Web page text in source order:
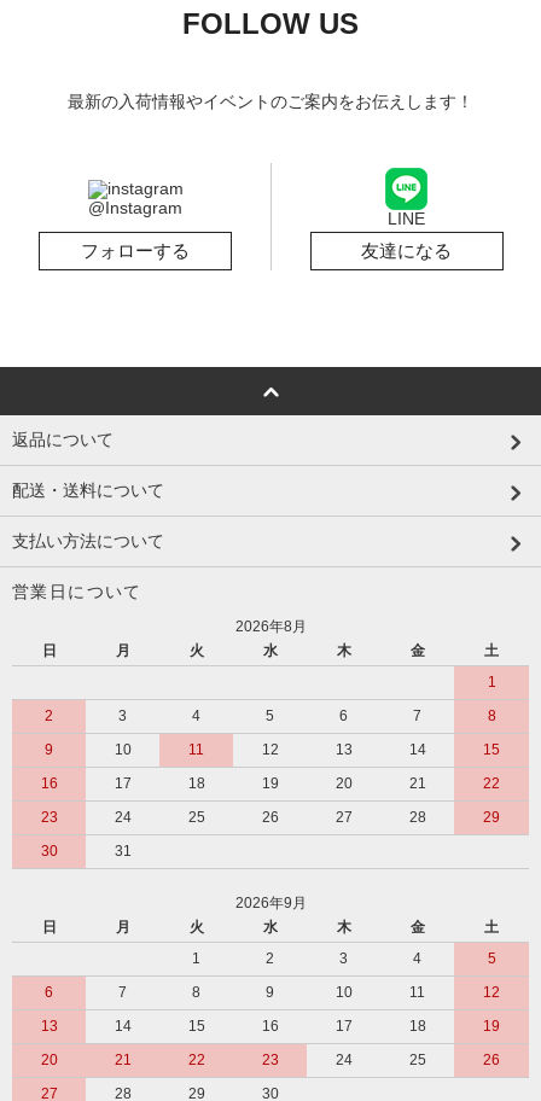
FOLLOW US
最新の入荷情報やイベントのご案内をお伝えします！
@Instagram
フォローする
LINE
友達になる
返品について
配送・送料について
支払い方法について
営業日について
2026年8月
日
月 火 水 木 金
土
1
2
3 4 5 6 7
8
9
10 11 12 13 14
15
16
17 18 19 20 21
22
23
24 25 26 27 28
29
30
31
2026年9月
日
月 火 水 木 金
土
1
2 3 4
5
6
7 8 9 10 11
12
13
14 15 16 17 18
19
20
21 22 23 24 25
26
27
28 29 30